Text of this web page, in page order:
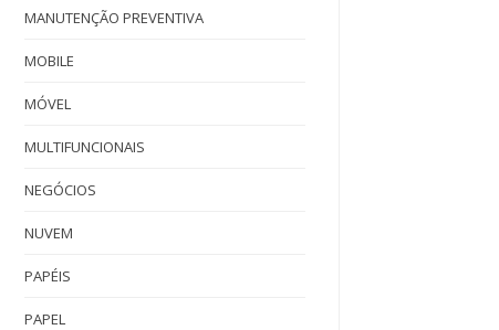
MANUTENÇÃO PREVENTIVA
MOBILE
MÓVEL
MULTIFUNCIONAIS
NEGÓCIOS
NUVEM
PAPÉIS
PAPEL